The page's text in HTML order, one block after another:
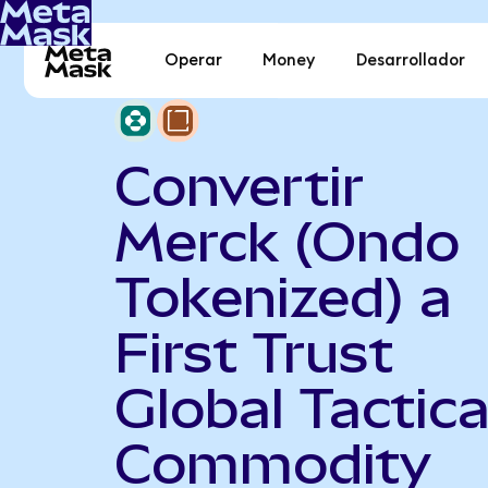
Operar Money Desarrollador
Convertir
Merck (Ondo
Tokenized) a
First Trust
Global
Commodity